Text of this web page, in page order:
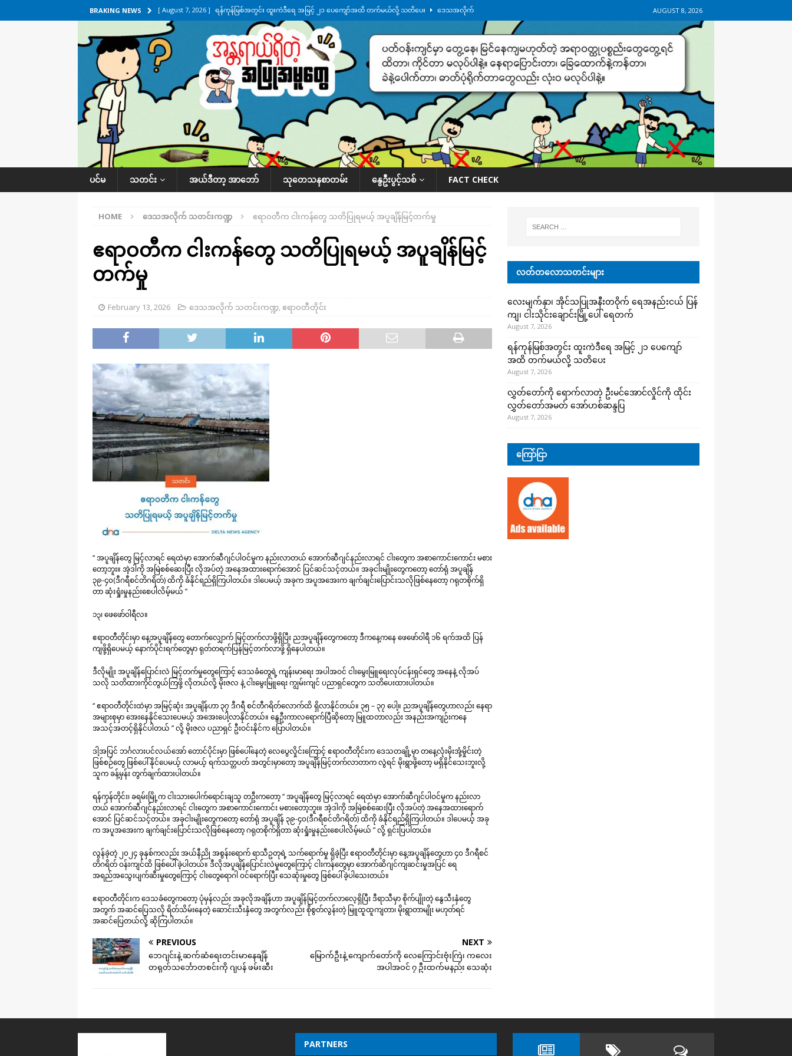
BRAKING NEWS [ August 7, 2026 ] ရန်ကုန်မြစ်အတွင်း ထူးကဲဒီရေ အ​မြင့် ၂၁ ပေကျော်အထိ တက်မယ်လို့ သတိပေး ဒေသအလိုက်
သတင်းကဏ္ဍ
[ August 7, 2026 ] လွှတ်တော်ကို ရောက်လာတဲ့ ဦးမင်အောင်လှိုင်ကို ထိုင်းလွှတ်တော်အမတ် အော်ဟစ်ဆန္ဒပြ
UNCATEGORIZED
[ August 6, 2026 ] တာကျိုးပြီး ခုနှစ်ရက်မြောက်နေ့မှာ ငသိုင်းချောင်းမြို့ကို ရေစတင်ရောက်ရှိ ဒေသအလိုက် သတင်း
[ August 6, 2026 ] လေးမျက်နှာမှာ ရေဘေးကူနေတဲ့ ငသိုင်းချောင်းဒေသခံ လူငယ်တဦး ရေစီးနဲ့မျောပါသေဆုံး
အလိုက် သတင်းကဏ္ဍ
[ August 7, 2026 ] လေးမျက်နှာ၊ အိုင်သပြုအနီးတဝိုက် ရေအနည်းငယ် ပြန်ကျ၊ ငါးသိုင်းချောင်းမြို့ပေါ် ရေတက်
ဒေသအလိုက် သတင်းကဏ္ဍ
AUGUST 8, 2026
ပင်မ သတင်း အယ်ဒီတာ့ အာဘော် သုတေသနစာတမ်း နွေဦးပွင့်သစ် FACT CHECK
HOME ဒေသအလိုက် သတင်းကဏ္ဍ ဧရာဝတီက ငါးကန်တွေ သတိပြုရမယ့် အပူချိန်မြင့်တက်မှု
ဧရာဝတီက ငါးကန်တွေ သတိပြုရမယ့် အပူချိန်မြင့်
တက်မှု
February 13, 2026 ဒေသအလိုက် သတင်းကဏ္ဍ,ဧရာဝတီတိုင်း
“ အပူချိန်တွေ မြင့်လာရင် ရေထဲမှာ အောက်ဆီဂျင်ပါဝင်မှုက နည်းလာတယ် အောက်ဆီဂျင်နည်းလာရင် ငါးတွေက အစာကောင်းကောင်း မစား
တော့ဘူး။ အဲ့ဒါကို အမြဲစစ်ဆေးပြီး လိုအပ်တဲ့ အနေအထားရောက်အောင် ပြင်ဆင်သင့်တယ်။ အခုငါးမျိုးတွေကတော့ တော်ရုံ အပူချိန်
၃၉-၄၀(ဒီဂရီစင်တိဂရိတ်) ထိကို ခံနိုင်ရည်ရှိကြပါတယ်။ ဒါပေမယ့် အခုက အပူအအေးက ချက်ချင်းပြောင်းသလိုဖြစ်နေတော့ ဂရုတစိုက်ရှိ
တာ ဆုံးရှုံးမှုနည်းစေပါလိမ့်မယ် ”
၁၃၊ ဖေဖော်ဝါရီလ။
ဧရာဝတီတိုင်းမှာ နေ့အပူချိန်တွေ တောက်လျှောက် မြင့်တက်လာဖို့ရှိပြီး ညအပူချိန်တွေကတော့ ဒီကနေ့ကနေ ဖေဖော်ဝါရီ ၁၆ ရက်အထိ ပြန်
ကျဖို့ရှိပေမယ့် နောက်ပိုင်းရက်တွေမှာ ရုတ်တရက်ပြန်မြင့်တက်လာဖို့ ရှိနေပါတယ်။
ဒီလိုမျိုး အပူချိန်ပြောင်းလဲ မြင့်တက်မှုတွေကြောင့် ဒေသခံတွေရဲ့ ကျန်းမာရေး အပါအဝင် ငါးမွေးမြူရေးလုပ်ငန်းရှင်တွေ အနေနဲ့ လိုအပ်
သလို သတိထားကိုင်တွယ်ကြဖို့ လိုတယ်လို့ မိုးဇလ နဲ့ ငါးမွေးမြူရေး ကျွမ်းကျင် ပညာရှင်တွေက သတိပေးထားပါတယ်။
“ ဧရာဝတီတိုင်းထဲမှာ အမြင့်ဆုံး အပူချိန်ဟာ ၃၇ ဒီဂရီ စင်တီဂရိတ်လောက်ထိ ရှိလာနိုင်တယ်။ ၃၅ – ၃၇ ပေါ့။ ညအပူချိန်တွေဟာလည်း နေရာ
အများစုမှာ အေးနေနိုင်သေးပေမယ့် အအေးပေါ့လာနိုင်တယ်။ နွေဦးကာလရောက်ပြီဆိုတော့ မြူထတာလည်း အနည်းအကျဉ်းကနေ
အသင့်အတင့်ရှိနိုင်ပါတယ် ” လို့ မိုးဇလ ပညာရှင် ဦးဝင်းနိုင်က ပြောပါတယ်။
ဒါ့အပြင် ဘင်္ဂလားပင်လယ်အော် တောင်ပိုင်းမှာ ဖြစ်ပေါ်နေတဲ့ လေပွေလှိုင်းကြောင့် ဧရာဝတီတိုင်းက ဒေသတချို့မှာ တနေ့လုံးမိုးအုံ့မှိုင်းတဲ့
ဖြစ်စဉ်တွေ ဖြစ်ပေါ်နိုင်ပေမယ့် လာမယ့် ရက်သတ္တပတ် အတွင်းမှာတော့ အပူချိန်မြင့်တက်လာတာက လွဲရင် မိုးရွာဖို့တော့ မရှိနိုင်သေးဘူးလို့
သူက ခန့်မှန်း တွက်ချက်ထားပါတယ်။
ရန်ကုန်တိုင်း၊ ခရမ်းမြို့က ငါးသားပေါက်ရောင်းချသူ တဦးကတော့ “ အပူချိန်တွေ မြင့်လာရင် ရေထဲမှာ အောက်ဆီဂျင်ပါဝင်မှုက နည်းလာ
တယ် အောက်ဆီဂျင်နည်းလာရင် ငါးတွေက အစာကောင်းကောင်း မစားတော့ဘူး။ အဲ့ဒါကို အမြဲစစ်ဆေးပြီး လိုအပ်တဲ့ အနေအထားရောက်
အောင် ပြင်ဆင်သင့်တယ်။ အခုငါးမျိုးတွေကတော့ တော်ရုံ အပူချိန် ၃၉-၄၀(ဒီဂရီစင်တိဂရိတ်) ထိကို ခံနိုင်ရည်ရှိကြပါတယ်။ ဒါပေမယ့် အခု
က အပူအအေးက ချက်ချင်းပြောင်းသလိုဖြစ်နေတော့ ဂရုတစိုက်ရှိတာ ဆုံးရှုံးမှုနည်းစေပါလိမ့်မယ် ” လို့ ရှင်းပြပါတယ်။
လွန်ခဲ့တဲ့ ၂၀၂၄ ခုနှစ်ကလည်း အယ်နီညို အစွန်းရောက် ရာသီဥတုရဲ့ သက်ရောက်မှု ရှိခဲ့ပြီး ဧရာဝတီတိုင်းမှာ နေ့အပူချိန်တွေဟာ ၄၀ ဒီဂရီစင်
တိဂရိတ် ဝန်းကျင်ထိ ဖြစ်ပေါ်ခဲ့ပါတယ်။ ဒီလိုအပူချိန်ပြောင်းလဲမှုတွေကြောင့် ငါးကန်တွေမှာ အောက်ဆိဂျင်ကျဆင်းမှုအပြင် ရေ
အရည်အသွေးပျက်ဆီးမှုတွေကြောင့် ငါးတွေရောဂါ ဝင်ရောက်ပြီး သေဆုံးမှုတွေ ဖြစ်ပေါ်ခဲ့ပါသေးတယ်။
ဧရာဝတီတိုင်းက ဒေသခံတွေကတော့ ပုံမှန်လည်း အခုလိုအချိန်ဟာ အပူချိန်မြင့်တက်လာလေ့ရှိပြီး ဒီရာသီမှာ စိုက်ပျိုးတဲ့ နွေသီးနှံတွေ
အတွက် အဆင်ပြေသလို ရိတ်သိမ်းနေတဲ့ ဆောင်းသီးနှံတွေ အတွက်လည်း စိုစွတ်လွန်းတဲ့ မြူထူထူကျတာ၊ မိုးရွာတာမျိုး မဟုတ်ရင်
အဆင်ပြေတယ်လို့ ဆိုကြပါတယ်။
PREVIOUS
ဘေဂျင်းနဲ့ ဆက်ဆံရေးတင်းမာနေချိန်
တရုတ်သင်္ဘောတစင်းကို ဂျပန် ဖမ်းဆီး
NEXT
မြောက်ဦးနဲ့ ကျောက်တော်ကို လေကြောင်းဗုံးကြဲ၊ ကလေး
အပါအဝင် ၇ ဦးထက်မနည်း သေဆုံး
လတ်တလောသတင်းများ
လေးမျက်နှာ၊ အိုင်သပြုအနီးတဝိုက် ရေအနည်းငယ် ပြန်
ကျ၊ ငါးသိုင်းချောင်းမြို့ပေါ် ရေတက်
August 7, 2026
ရန်ကုန်မြစ်အတွင်း ထူးကဲဒီရေ အ​မြင့် ၂၁ ပေကျော်
အထိ တက်မယ်လို့ သတိပေး
August 7, 2026
လွှတ်တော်ကို ရောက်လာတဲ့ ဦးမင်အောင်လှိုင်ကို ထိုင်း
လွှတ်တော်အမတ် အော်ဟစ်ဆန္ဒပြ
August 7, 2026
ကြော်ငြာ
PARTNERS